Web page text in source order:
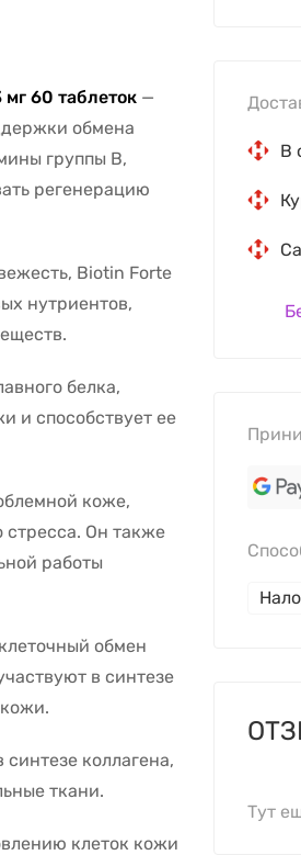
60 таблеток —
обмена
группы B,
регенерацию
Biotin Forte
нутриентов,
белка,
и способствует ее
коже,
стресса. Он также
работы
обмен
в синтезе
коллагена,
ткани.
клеток кожи
В
Тут